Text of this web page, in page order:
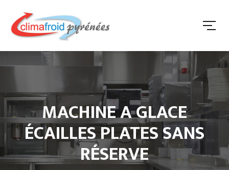
MACHINE A GLACE
ÉCAILLES PLATES SANS
RÉSERVE